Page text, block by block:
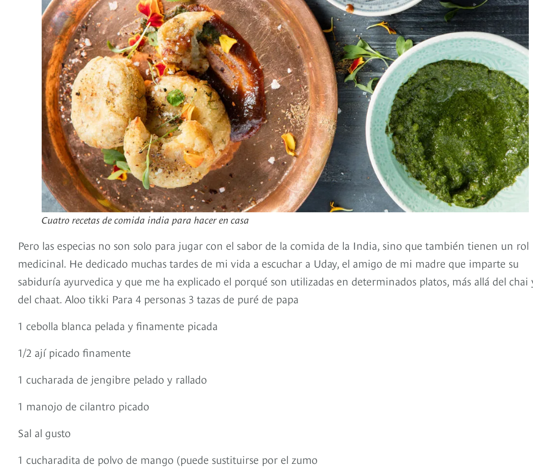
Cuatro recetas de comida india para hacer en casa
Pero las especias no son solo para jugar con el sabor de la comida de la India, sino que también tienen un rol
medicinal. He dedicado muchas tardes de mi vida a escuchar a Uday, el amigo de mi madre que imparte su
sabiduría ayurvedica y que me ha explicado el porqué son utilizadas en determinados platos, más allá del chai
del chaat. Aloo tikki Para 4 personas 3 tazas de puré de papa
1 cebolla blanca pelada y finamente picada
1/2 ají picado finamente
1 cucharada de jengibre pelado y rallado
1 manojo de cilantro picado
Sal al gusto
1 cucharadita de polvo de mango (puede sustituirse por el zumo